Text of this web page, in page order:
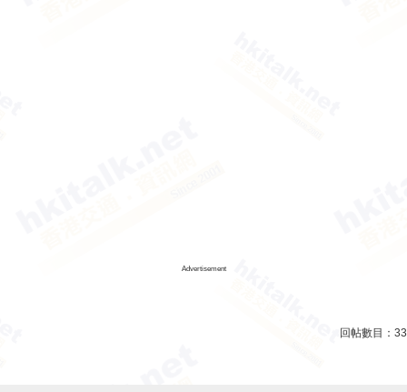
Advertisement
回帖數目： 33